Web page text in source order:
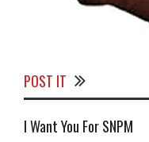
POST IT
I Want You For SNPM